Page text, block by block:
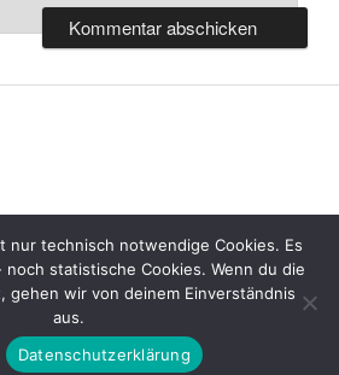
Stolz präsentiert von WordPress
Hosting
nur technisch notwendige Cookies. Es
statistische Cookies. Wenn du die
gehen wir von deinem Einverständnis
aus.
Datenschutzerklärung